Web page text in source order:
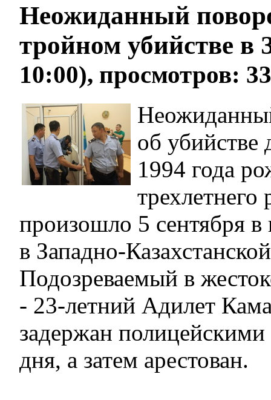
Неожиданный
тройном убийстве
10:00), просмотров:
об убийстве
1994 года
трехлетнего
произошло 5 сентября в
в Западно-
Подозреваемый в
- 23-летний Адилет
задержан
дня, а затем арестован.